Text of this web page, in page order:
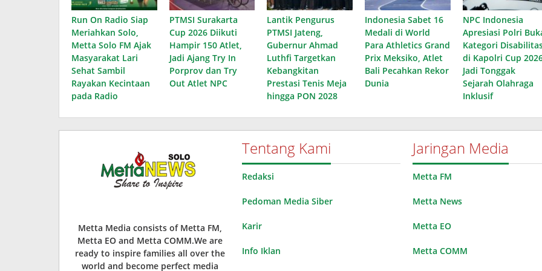
Run On Radio Siap
Meriahkan Solo,
Metta Solo FM Ajak
Masyarakat Lari
Sehat Sambil
Rayakan Kecintaan
pada Radio
PTMSI Surakarta
Cup 2026 Diikuti
Hampir 150 Atlet,
Jadi Ajang Try In
Porprov dan Try
Out Atlet NPC
Lantik Pengurus
PTMSI Jateng,
Gubernur Ahmad
Luthfi Targetkan
Kebangkitan
Prestasi Tenis Meja
hingga PON 2028
Indonesia Sabet 16
Medali di World
Para Athletics Grand
Prix Meksiko, Atlet
Bali Pecahkan Rekor
Dunia
NPC Indonesia
Apresiasi Polri
Kategori
di Kapolri Cup
Jadi Tonggak
Sejarah Olahraga
Inklusif
Metta Media consists of Metta FM,
Metta EO and Metta COMM.We are
ready to inspire families all over the
world and become perfect media
Tentang Kami
Redaksi
Pedoman Media Siber
Karir
Info Iklan
Jaringan Media
Metta FM
Metta News
Metta EO
Metta COMM